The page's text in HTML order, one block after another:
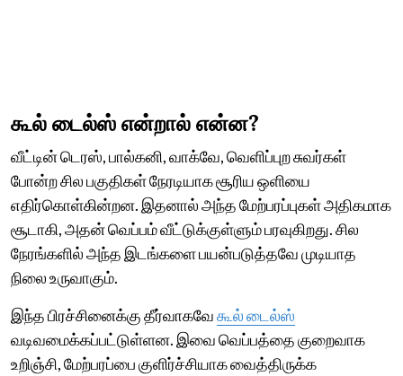
கூல் டைல்ஸ் என்றால் என்ன?
வீட்டின் டெரஸ், பால்கனி, வாக்வே, வெளிப்புற சுவர்கள்
போன்ற சில பகுதிகள் நேரடியாக சூரிய ஒளியை
எதிர்கொள்கின்றன. இதனால் அந்த மேற்பரப்புகள் அதிகமாக
சூடாகி, அதன் வெப்பம் வீட்டுக்குள்ளும் பரவுகிறது. சில
நேரங்களில் அந்த இடங்களை பயன்படுத்தவே முடியாத
நிலை உருவாகும்.
இந்த பிரச்சினைக்கு தீர்வாகவேகூல் டைல்ஸ்
வடிவமைக்கப்பட்டுள்ளன. இவை வெப்பத்தை குறைவாக
உறிஞ்சி, மேற்பரப்பை குளிர்ச்சியாக வைத்திருக்க